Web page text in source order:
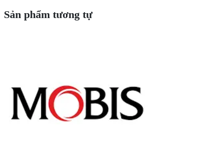
Sản phẩm tương tự